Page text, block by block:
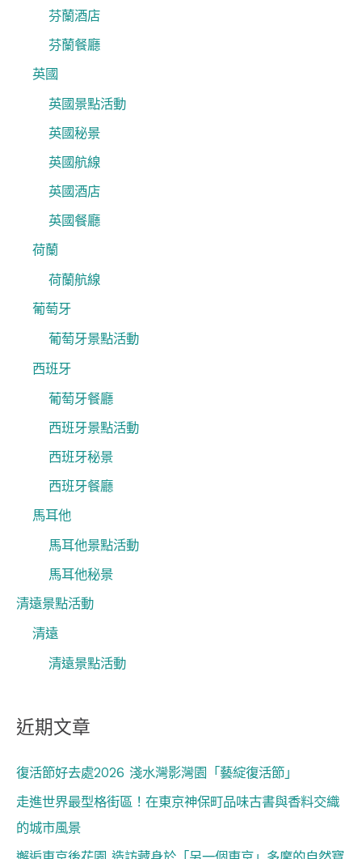
芬蘭酒店
芬蘭餐廳
英國
英國景點活動
英國秘景
英國航線
英國酒店
英國餐廳
荷蘭
荷蘭航線
葡萄牙
葡萄牙景點活動
西班牙
葡萄牙餐廳
西班牙景點活動
西班牙秘景
西班牙餐廳
馬耳他
馬耳他景點活動
馬耳他秘景
清遠景點活動
清遠
清遠景點活動
近期文章
復活節好去處2026 淺水灣影灣園「藝綻復活節」
走進世界最型格街區！在東京神保町品味古書與香料交織
的城市風景